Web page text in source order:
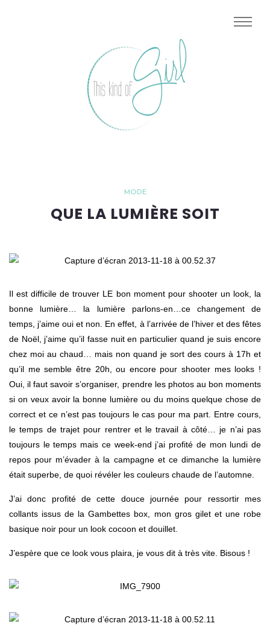
MODE
QUE LA LUMIÈRE SOIT
Il est difficile de trouver LE bon moment pour shooter un look, la
bonne lumière… la lumière parlons-en…ce changement de
temps, j’aime oui et non. En effet, à l’arrivée de l’hiver et des fêtes
de Noël, j’aime qu’il fasse nuit en particulier quand je suis encore
chez moi au chaud… mais non quand je sort des cours à 17h et
qu’il me semble être 20h, ou encore pour shooter mes looks !
Oui, il faut savoir s’organiser, prendre les photos au bon moments
si on veux avoir la bonne lumière ou du moins quelque chose de
correct et ce n’est pas toujours le cas pour ma part. Entre cours,
le temps de trajet pour rentrer et le travail à côté… je n’ai pas
toujours le temps mais ce week-end j’ai profité de mon lundi de
repos pour m’évader à la campagne et ce dimanche la lumière
était superbe, de quoi révéler les couleurs chaude de l’automne.
J’ai donc profité de cette douce journée pour ressortir mes
collants issus de la Gambettes box, mon gros gilet et une robe
basique noir pour un look cocoon et douillet.
J’espère que ce look vous plaira, je vous dit à très vite. Bisous !